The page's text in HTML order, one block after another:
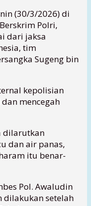
(30/3/2026) di
Polri,
dari jaksa
, tim
Sugeng bin
kepolisian
mencegah
dilarutkan
dan air panas,
itu benar-
Pol. Awaludin
dilakukan setelah